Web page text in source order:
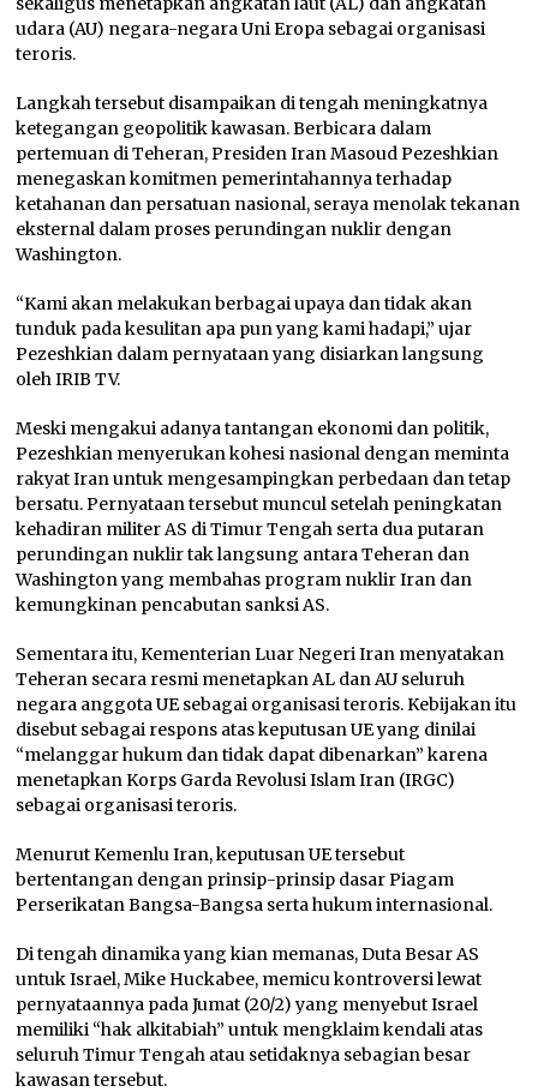
udara (AU) negara-negara Uni Eropa sebagai organisasi
teroris.
Langkah tersebut disampaikan di tengah meningkatnya
ketegangan geopolitik kawasan. Berbicara dalam
pertemuan di Teheran, Presiden Iran Masoud Pezeshkian
menegaskan komitmen pemerintahannya terhadap
ketahanan dan persatuan nasional, seraya menolak tekanan
eksternal dalam proses perundingan nuklir dengan
Washington.
“Kami akan melakukan berbagai upaya dan tidak akan
tunduk pada kesulitan apa pun yang kami hadapi,” ujar
Pezeshkian dalam pernyataan yang disiarkan langsung
oleh IRIB TV.
Meski mengakui adanya tantangan ekonomi dan politik,
Pezeshkian menyerukan kohesi nasional dengan meminta
rakyat Iran untuk mengesampingkan perbedaan dan tetap
bersatu. Pernyataan tersebut muncul setelah peningkatan
kehadiran militer AS di Timur Tengah serta dua putaran
perundingan nuklir tak langsung antara Teheran dan
Washington yang membahas program nuklir Iran dan
kemungkinan pencabutan sanksi AS.
Sementara itu, Kementerian Luar Negeri Iran menyatakan
Teheran secara resmi menetapkan AL dan AU seluruh
negara anggota UE sebagai organisasi teroris. Kebijakan itu
disebut sebagai respons atas keputusan UE yang dinilai
“melanggar hukum dan tidak dapat dibenarkan” karena
menetapkan Korps Garda Revolusi Islam Iran (IRGC)
sebagai organisasi teroris.
Menurut Kemenlu Iran, keputusan UE tersebut
bertentangan dengan prinsip-prinsip dasar Piagam
Perserikatan Bangsa-Bangsa serta hukum internasional.
Di tengah dinamika yang kian memanas, Duta Besar AS
untuk Israel, Mike Huckabee, memicu kontroversi lewat
pernyataannya pada Jumat (20/2) yang menyebut Israel
memiliki “hak alkitabiah” untuk mengklaim kendali atas
seluruh Timur Tengah atau setidaknya sebagian besar
kawasan tersebut.